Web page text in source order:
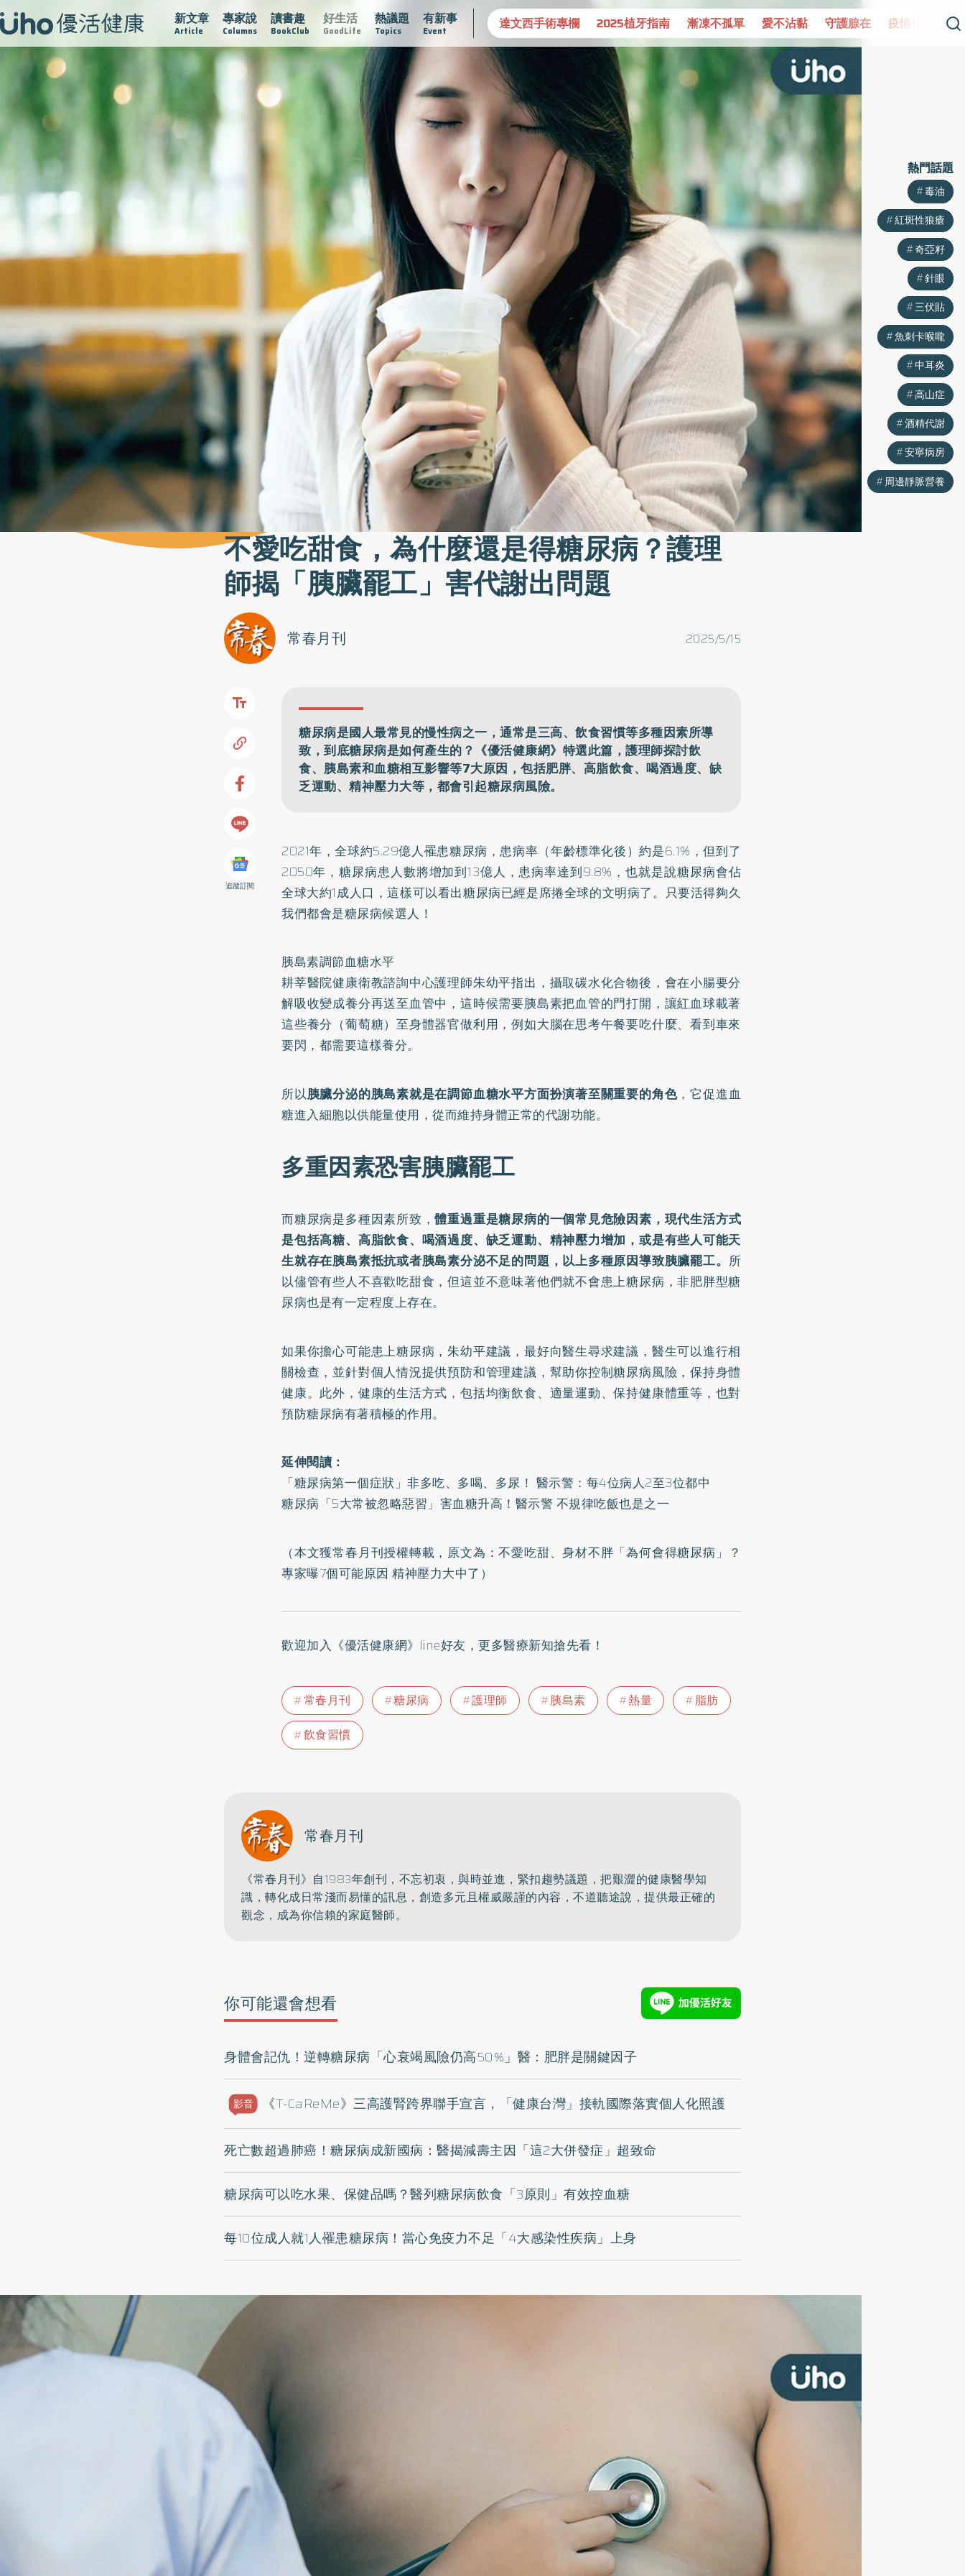
新文章
Article
專家說
Columns
讀書趣
BookClub
好生活
GoodLife
熱議題
Topics
有新事
Event
疫情保衛戰 再生醫學 愛的未來視 認識攝護腺肥大 守護骨骼健康 達文西手術專欄 2025植牙指南 漸凍不孤單 愛不沾黏 守護腺在 疫情保衛戰 再生醫學 愛的
不愛吃甜食，為什麼還是得糖尿病？護理
師揭「胰臟罷工」害代謝出問題
2025/5/15
常春月刊
追蹤訂閱
糖尿病是國人最常見的慢性病之一，通常是三高、飲食習慣等多種因素所導
致，到底糖尿病是如何產生的？《優活健康網》特選此篇，護理師探討飲
食、胰島素和血糖相互影響等7大原因，包括肥胖、高脂飲食、喝酒過度、缺
乏運動、精神壓力大等，都會引起糖尿病風險。
2021年，全球約5.29億人罹患糖尿病，患病率（年齡標準化後）約是6.1%，但到了
2050年，糖尿病患人數將增加到13億人，患病率達到9.8%，也就是說糖尿病會佔
全球大約1成人口，這樣可以看出糖尿病已經是席捲全球的文明病了。只要活得夠久
我們都會是糖尿病候選人！
胰島素調節血糖水平
耕莘醫院健康衛教諮詢中心護理師朱幼平指出，攝取碳水化合物後，會在小腸要分
解吸收變成養分再送至血管中，這時候需要胰島素把血管的門打開，讓紅血球載著
這些養分（葡萄糖）至身體器官做利用，例如大腦在思考午餐要吃什麼、看到車來
要閃，都需要這樣養分。
所以胰臟分泌的胰島素就是在調節血糖水平方面扮演著至關重要的角色，它促進血
糖進入細胞以供能量使用，從而維持身體正常的代謝功能。
多重因素恐害胰臟罷工
而糖尿病是多種因素所致，體重過重是糖尿病的一個常見危險因素，現代生活方式
是包括高糖、高脂飲食、喝酒過度、缺乏運動、精神壓力增加，或是有些人可能天
生就存在胰島素抵抗或者胰島素分泌不足的問題，以上多種原因導致胰臟罷工。 所
以儘管有些人不喜歡吃甜食，但這並不意味著他們就不會患上糖尿病，非肥胖型糖
尿病也是有一定程度上存在。
如果你擔心可能患上糖尿病，朱幼平建議，最好向醫生尋求建議，醫生可以進行相
關檢查，並針對個人情況提供預防和管理建議，幫助你控制糖尿病風險，保持身體
健康。此外，健康的生活方式，包括均衡飲食、適量運動、保持健康體重等，也對
預防糖尿病有著積極的作用。
延伸閱讀：
「糖尿病第一個症狀」非多吃、多喝、多尿！ 醫示警：每4位病人2至3位都中
糖尿病「5大常被忽略惡習」害血糖升高！醫示警 不規律吃飯也是之一
（本文獲常春月刊授權轉載，原文為：不愛吃甜、身材不胖「為何會得糖尿病」？
專家曝7個可能原因 精神壓力大中了）
歡迎加入 《優活健康網》line好友 ，更多醫療新知搶先看！
常春月刊 糖尿病 護理師 胰島素 熱量
脂肪
飲食習慣
常春月刊
《常春月刊》自1983年創刊，不忘初衷，與時並進， 緊扣趨勢議題，把艱澀的健康醫學知
識， 轉化成日常淺而易懂的訊息，創造多元且權威嚴謹的內容， 不道聽途說，提供最正確的
觀念，成為你信賴的家庭醫師。
你可能還會想看
身體會記仇！逆轉糖尿病「心衰竭風險仍高50%」醫：肥胖是關鍵因子
影音 《T-CaReMe》三高護腎跨界聯手宣言，「健康台灣」接軌國際落實個人化照護
死亡數超過肺癌！糖尿病成新國病：醫揭減壽主因「這2大併發症」超致命
糖尿病可以吃水果、保健品嗎？醫列糖尿病飲食「3原則」有效控血糖
每10位成人就1人罹患糖尿病！當心免疫力不足「4大感染性疾病」上身
熱門話題
毒油
紅斑性狼瘡
奇亞籽
針眼
三伏貼
魚刺卡喉嚨
中耳炎
高山症
酒精代謝
安寧病房
周邊靜脈營養
熱門話題
毒油
紅斑性狼瘡
奇亞籽
針眼
三伏貼
魚刺卡喉嚨
中耳炎
高山症
酒精代謝
安寧病房
周邊靜脈營養